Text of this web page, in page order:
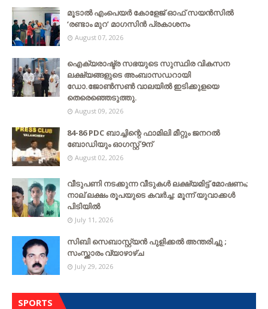
മൂടാൽ എംപെയർ കോളേജ് ഓഫ് സയൻസിൽ
‘രണ്ടാം മുറ’ മാഗസിൻ പ്രകാശനം
August 07, 2026
ഐക്യരാഷ്ട്ര സഭയുടെ സുസ്ഥിര വികസന
ലക്ഷ്യങ്ങളുടെ അംബാസഡറായി
ഡോ.ജോൺസൺ വാലയിൽ ഇടിക്കുളയെ
തെരെഞ്ഞെടുത്തു.
August 09, 2026
84-86 PDC ബാച്ചിന്റെ ഫാമിലി മീറ്റും ജനറൽ
ബോഡിയും ഓഗസ്റ്റ് 9ന്
August 02, 2026
വീടുപണി നടക്കുന്ന വീടുകൾ ലക്ഷ്യമിട്ട് മോഷണം;
നാല് ലക്ഷം രൂപയുടെ കവർച്ച: മൂന്ന് യുവാക്കൾ
പിടിയിൽ
July 11, 2026
സിബി സെബാസ്റ്റ്യന്‍ പുളിക്കല്‍ അന്തരിച്ചു ;
സംസ്ക്കാരം വ്യാഴാഴ്ച
July 29, 2026
SPORTS